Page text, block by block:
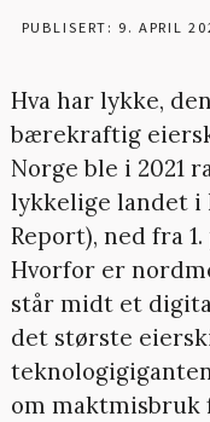
PUBLISERT: 9. APRIL
Hva har lykke,
bærekraftig
Norge ble i 2021
lykkelige landet i
Report), ned fra
Hvorfor er
står midt et
det største
om maktmisbruk